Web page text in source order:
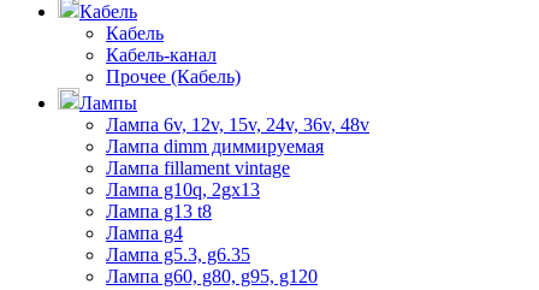
Кабель
Кабель
Кабель-канал
Прочее (Кабель)
Лампы
Лампа 6v, 12v, 15v, 24v, 36v, 48v
Лампа dimm диммируемая
Лампа fillament vintage
Лампа g10q, 2gx13
Лампа g13 t8
Лампа g4
Лампа g5.3, g6.35
Лампа g60, g80, g95, g120